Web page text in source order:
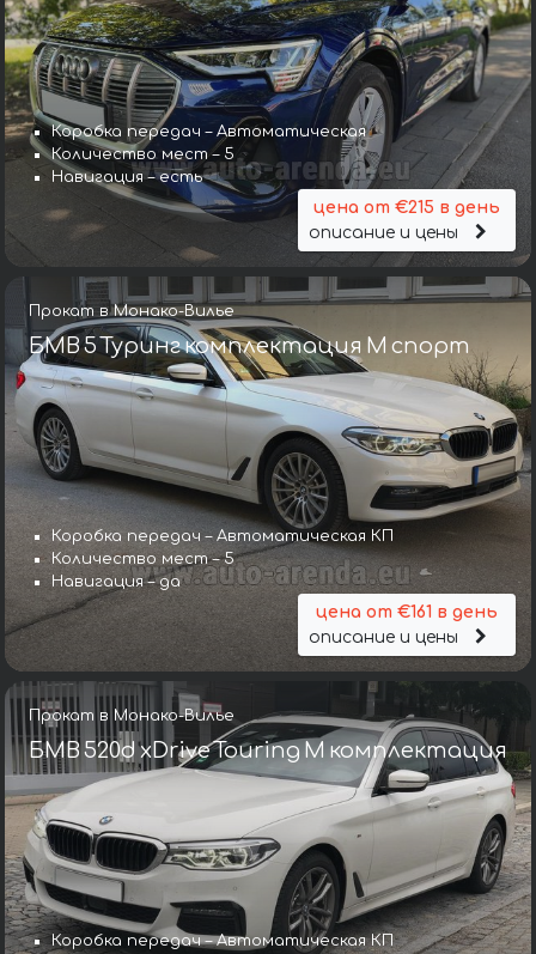
Коробка передач – Автоматическая
Количество мест – 5
Навигация – есть
цена от €215 в день
описание и цены
Прокат в Монако-Вилье
БМВ 5 Туринг комплектация М спорт
Коробка передач – Автоматическая КП
Количество мест – 5
Навигация – да
цена от €161 в день
описание и цены
Прокат в Монако-Вилье
БМВ 520d xDrive Touring M комплектация
Коробка передач – Автоматическая КП